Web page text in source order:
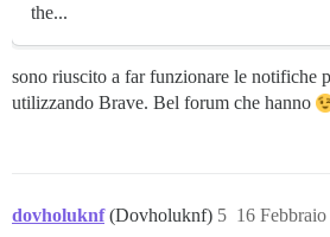
the...
sono riuscito a far funzionare le notifiche
utilizzando Brave. Bel forum che hanno
dovholuknf (Dovholuknf) 16
5